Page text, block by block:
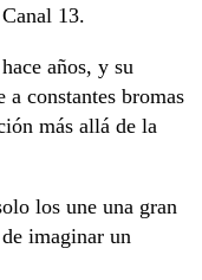
13.
años, y su
a constantes bromas
más allá de la
los une una gran
imaginar un